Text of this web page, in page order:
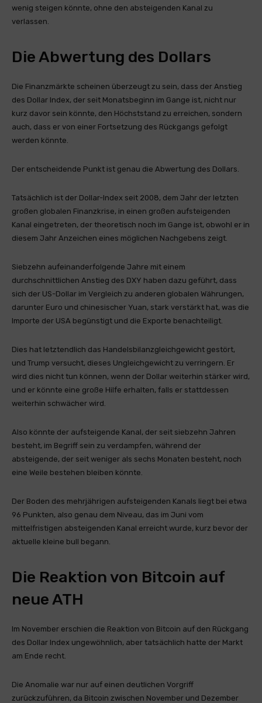
wenig steigen könnte, ohne den absteigenden Kanal zu
verlassen.
Die Abwertung des Dollars
Die Finanzmärkte scheinen überzeugt zu sein, dass der Anstieg
des Dollar Index, der seit Monatsbeginn im Gange ist, nicht nur
kurz davor sein könnte, den Höchststand zu erreichen, sondern
auch, dass er von einer Fortsetzung des Rückgangs gefolgt
werden könnte.
Der entscheidende Punkt ist genau die Abwertung des Dollars.
Tatsächlich ist der Dollar-Index seit 2008, dem Jahr der letzten
großen globalen Finanzkrise, in einen großen aufsteigenden
Kanal eingetreten, der theoretisch noch im Gange ist, obwohl er in
diesem Jahr Anzeichen eines möglichen Nachgebens zeigt.
Siebzehn aufeinanderfolgende Jahre mit einem
durchschnittlichen Anstieg des DXY haben dazu geführt, dass
sich der US-Dollar im Vergleich zu anderen globalen Währungen,
darunter Euro und chinesischer Yuan, stark verstärkt hat, was die
Importe der USA begünstigt und die Exporte benachteiligt.
Dies hat letztendlich das Handelsbilanzgleichgewicht gestört,
und Trump versucht, dieses Ungleichgewicht zu verringern. Er
wird dies nicht tun können, wenn der Dollar weiterhin stärker wird,
und er könnte eine große Hilfe erhalten, falls er stattdessen
weiterhin schwächer wird.
Also könnte der aufsteigende Kanal, der seit siebzehn Jahren
besteht, im Begriff sein zu verdampfen, während der
absteigende, der seit weniger als sechs Monaten besteht, noch
eine Weile bestehen bleiben könnte.
Der Boden des mehrjährigen aufsteigenden Kanals liegt bei etwa
96 Punkten, also genau dem Niveau, das im Juni vom
mittelfristigen absteigenden Kanal erreicht wurde, kurz bevor der
aktuelle kleine bull begann.
Die Reaktion von Bitcoin auf
neue ATH
Im November erschien die Reaktion von Bitcoin auf den Rückgang
des Dollar Index ungewöhnlich, aber tatsächlich hatte der Markt
am Ende recht.
Die Anomalie war nur auf einen deutlichen Vorgriff
zurückzuführen, da Bitcoin zwischen November und Dezember